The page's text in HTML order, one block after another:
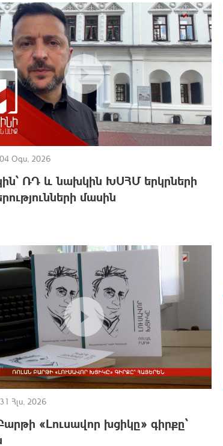
04 Օգս, 2026
ՌԴ և նախկին ԽՍՀՄ երկրների
մասին
31 Հլս, 2026
«Լուսավոր խցիկը» գիրքը՝